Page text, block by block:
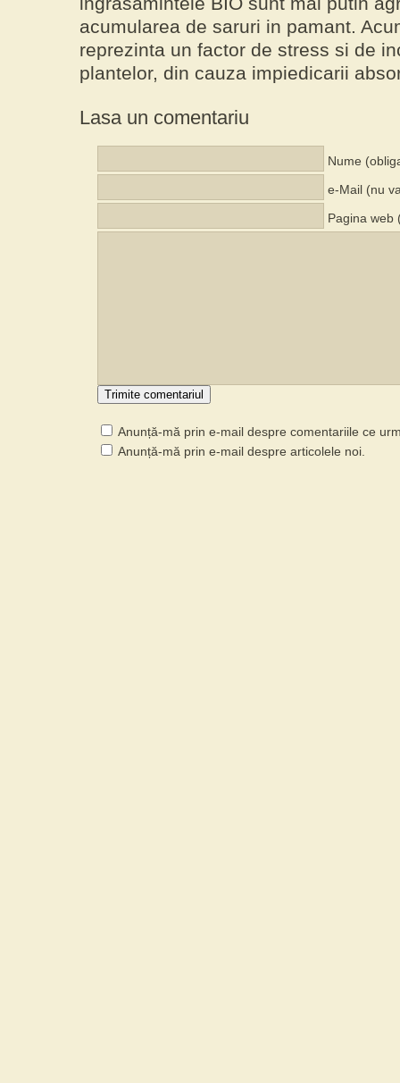
acumularea de saruri in pamant.
reprezinta un factor de stress si de
plantelor, din cauza impiedicarii
Lasa un comentariu
Nume
e-Mail (nu
Pagina web
Anunță-mă prin e-mail despre comentariile ce
Anunță-mă prin e-mail despre articolele noi.